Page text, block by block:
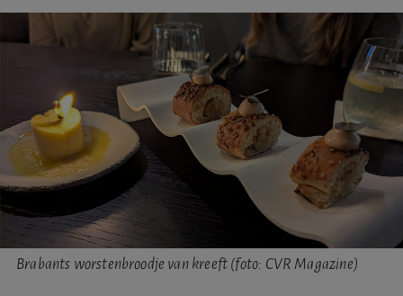
Brabants worstenbroodje van kreeft (foto: CVR Magazine)